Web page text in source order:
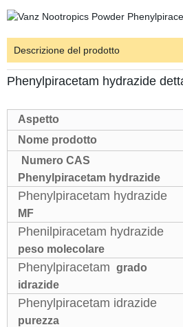
Descrizione del prodotto
Phenylpiracetam hydrazide
Aspetto
Nome prodotto
Numero CAS
Phenylpiracetam hydrazide
Phenylpiracetam hydrazide
MF
Phenilpiracetam hydrazide
peso molecolare
Phenylpiracetam grado
idrazide
Phenylpiracetam idrazide
purezza